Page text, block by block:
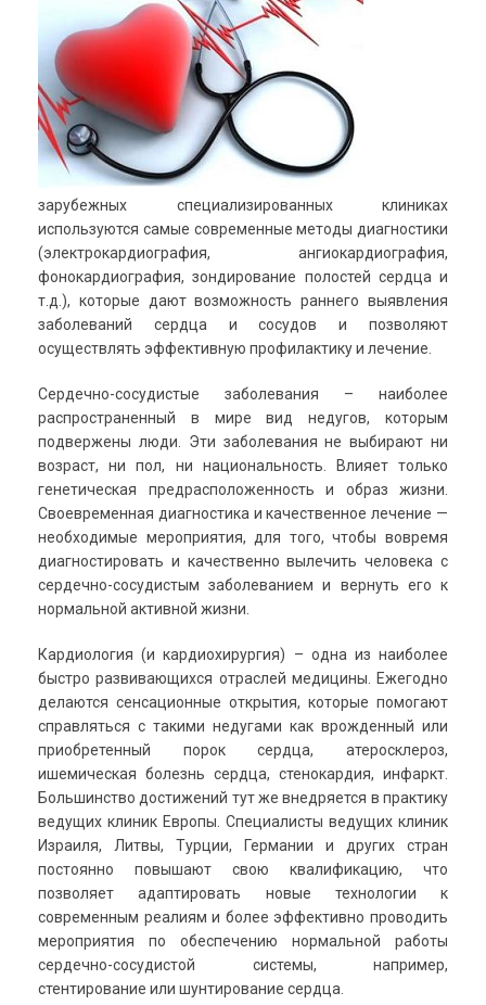
зарубежных специализированных клиниках
используются самые современные методы диагностики
(электрокардиография, ангиокардиография,
фонокардиография, зондирование полостей сердца и
т.д.), которые дают возможность раннего выявления
заболеваний сердца и сосудов и позволяют
осуществлять эффективную профилактику и лечение.
Сердечно-сосудистые заболевания – наиболее
распространенный в мире вид недугов, которым
подвержены люди. Эти заболевания не выбирают ни
возраст, ни пол, ни национальность. Влияет только
генетическая предрасположенность и образ жизни.
Своевременная диагностика и качественное лечение —
необходимые мероприятия, для того, чтобы вовремя
диагностировать и качественно вылечить человека с
сердечно-сосудистым заболеванием и вернуть его к
нормальной активной жизни.
Кардиология (и кардиохирургия) – одна из наиболее
быстро развивающихся отраслей медицины. Ежегодно
делаются сенсационные открытия, которые помогают
справляться с такими недугами как врожденный или
приобретенный порок сердца, атеросклероз,
ишемическая болезнь сердца, стенокардия, инфаркт.
Большинство достижений тут же внедряется в практику
ведущих клиник Европы. Специалисты ведущих клиник
Израиля, Литвы, Турции, Германии и других стран
постоянно повышают свою квалификацию, что
позволяет адаптировать новые технологии к
современным реалиям и более эффективно проводить
мероприятия по обеспечению нормальной работы
сердечно-сосудистой системы, например,
стентирование или шунтирование сердца.